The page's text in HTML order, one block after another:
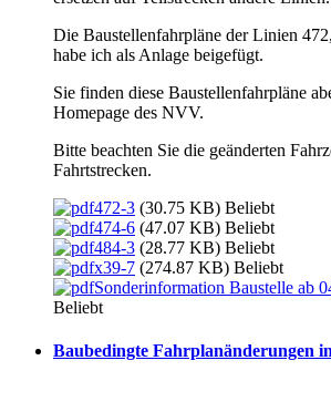
Die Baustellenfahrpläne der Linien
habe ich als Anlage beigefügt.
Sie finden diese Baustellenfahrpläne
Homepage des NVV.
Bitte beachten Sie die geänderten
Fahrtstrecken.
472-3 (30.75 KB) Beliebt
474-6 (47.07 KB) Beliebt
484-3 (28.77 KB) Beliebt
x39-7 (274.87 KB) Beliebt
Sonderinformation Baustelle ab
Beliebt
Baubedingte Fahrplanänderungen